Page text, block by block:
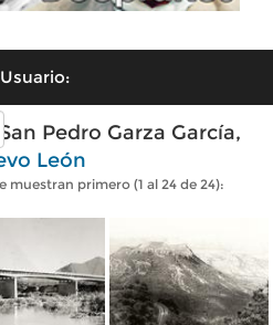
Pedro Garza García,
León
muestran primero (1 al 24 de 24):